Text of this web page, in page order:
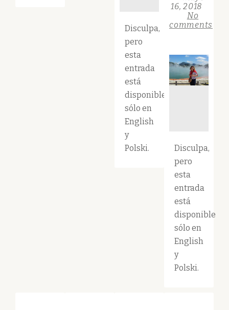
Disculpa,
pero
esta
entrada
está
disponible
sólo en
English
y
Polski.
16, 2018
No
comments
Disculpa,
pero
esta
entrada
está
disponible
sólo en
English
y
Polski.